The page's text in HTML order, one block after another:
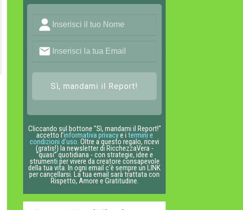
Sì, mandami il Report!
Cliccando sul bottone "Sì, mandami il Report!"
accetto l’informativa privacye i termini e
condizioni d’uso. Oltre a questo regalo, ricevi
(gratis!) la newsletter di RicchezzaVera -
“quasi” quotidiana - con strategie, idee e
strumenti per vivere da creatore consapevole
della tua vita. In ogni email c'è sempre un LINK
per cancellarsi. La tua email sarà trattata con
Rispetto, Amore e Gratitudine.